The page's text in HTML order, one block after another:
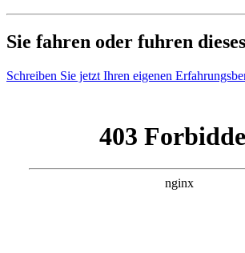
Sie fahren oder fuhren
Schreiben Sie jetzt Ihren eigenen